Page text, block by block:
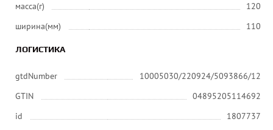
масса(г)
120
ширина(мм)
110
ЛОГИСТИКА
gtdNumber
10005030/220924/5093866/12
GTIN
04895205114692
id
1807737